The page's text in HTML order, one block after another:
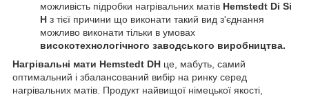
можливість підробки нагрівальних матів Hemstedt Di Si
H з тієї причини що виконати такий вид з'єднання
можливо виконати тільки в умовах
високотехнологічного заводського виробництва.
Нагрівальні мати Hemstedt DH це, мабуть, самий
оптимальний і збалансований вибір на ринку серед
нагрівальних матів. Продукт найвищої німецької якості,